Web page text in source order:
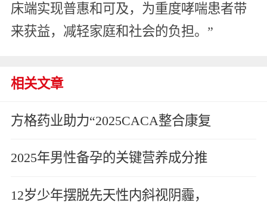
床端实现普惠和可及，为重度哮喘患者带
来获益，减轻家庭和社会的负担。”
相关文章
方格药业助力“2025CACA整合康复
2025年男性备孕的关键营养成分推
12岁少年摆脱先天性内斜视阴霾，